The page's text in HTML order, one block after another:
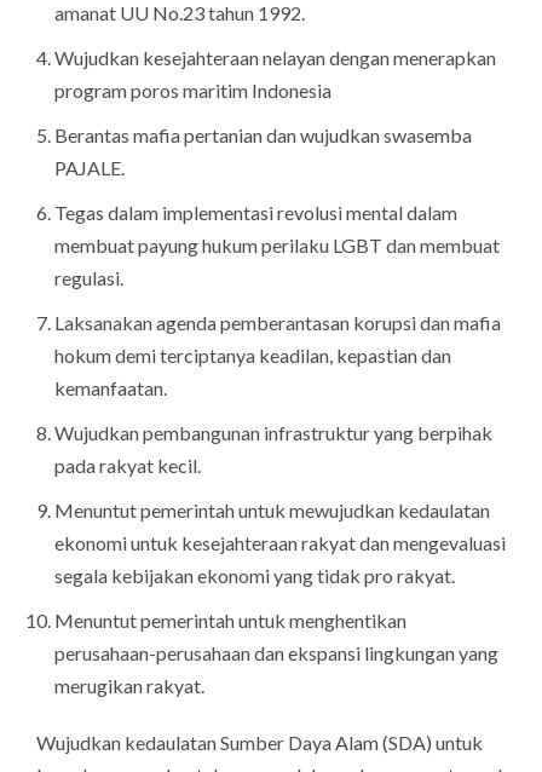
amanat UU No.23 tahun 1992.
Wujudkan kesejahteraan nelayan dengan menerapkan
program poros maritim Indonesia
Berantas mafia pertanian dan wujudkan swasemba
PAJALE.
Tegas dalam implementasi revolusi mental dalam
membuat payung hukum perilaku LGBT dan membuat
regulasi.
Laksanakan agenda pemberantasan korupsi dan mafia
hokum demi terciptanya keadilan, kepastian dan
kemanfaatan.
Wujudkan pembangunan infrastruktur yang berpihak
pada rakyat kecil.
Menuntut pemerintah untuk mewujudkan kedaulatan
ekonomi untuk kesejahteraan rakyat dan mengevaluasi
segala kebijakan ekonomi yang tidak pro rakyat.
Menuntut pemerintah untuk menghentikan
perusahaan-perusahaan dan ekspansi lingkungan yang
merugikan rakyat.
Wujudkan kedaulatan Sumber Daya Alam (SDA) untuk